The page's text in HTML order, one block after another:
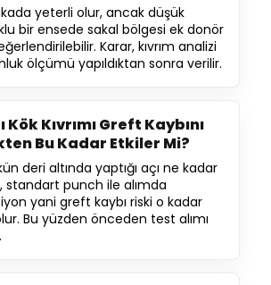
yeterli olur, ancak düşük
bir ensede sakal bölgesi ek donör
Karar, kıvrım analizi
ölçümü yapıldıktan sonra verilir.
Kök Kıvrımı Greft Kaybını
Bu Kadar Etkiler Mi?
deri altında yaptığı açı ne kadar
standart punch ile alımda
yani greft kaybı riski o kadar
Bu yüzden önceden test alımı